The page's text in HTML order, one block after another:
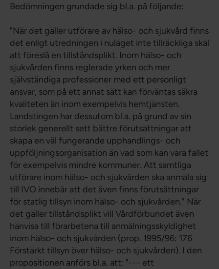
Bedömningen grundade sig bl.a. på följande:
"När det gäller utförare av hälso- och sjukvård finns
det enligt utredningen i nuläget inte tillräckliga skäl
att föreslå en tillståndsplikt. Inom hälso- och
sjukvården finns reglerade yrken och mer
självständiga professioner med ett personligt
ansvar, som på ett annat sätt kan förväntas säkra
kvaliteten än inom exempelvis hemtjänsten.
Landstingen har dessutom bl.a. på grund av sin
storlek generellt sett bättre förutsättningar att
skapa en väl fungerande upphandlings- och
uppföljningsorganisation än vad som kan vara fallet
för exempelvis mindre kommuner. Att samtliga
utförare inom hälso- och sjukvården ska anmäla sig
till IVO innebär att det även finns förutsättningar
för statlig tillsyn inom hälso- och sjukvården." När
det gäller tillståndsplikt vill Vårdförbundet även
hänvisa till förarbetena till anmälningsskyldighet
inom hälso- och sjukvården (prop. 1995/96: 176
Förstärkt tillsyn över hälso- och sjukvården). I den
propositionen anförs bl.a. att: "--- ett